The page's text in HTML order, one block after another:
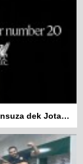
Liverpool’dan Jota’ya veda: 20 numara sonsuza dek Jota’nın